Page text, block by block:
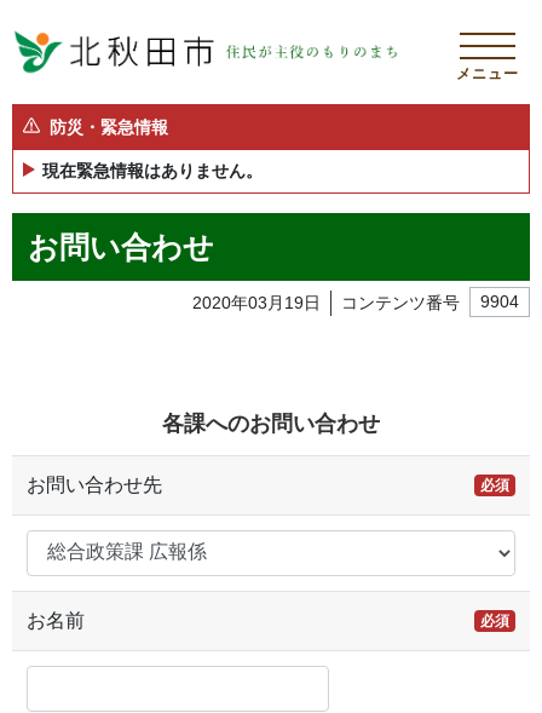
メニュー
防災・緊急情報
現在緊急情報はありません。
お問い合わせ
2020年03月19日 コンテンツ番号 9904
各課へのお問い合わせ
お問い合わせ先 必須
お名前 必須